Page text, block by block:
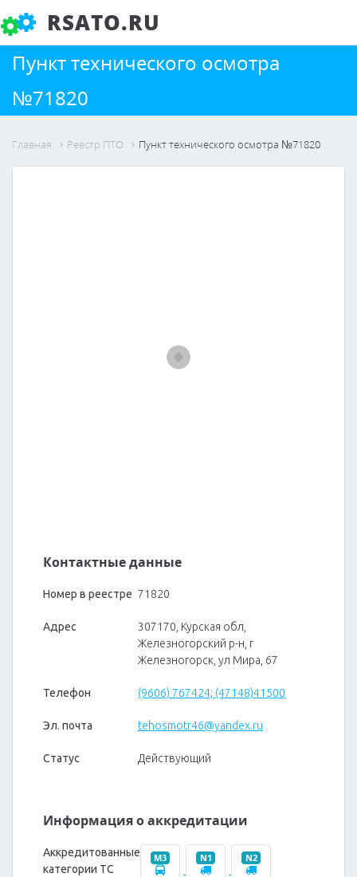
RSATO.RU
Пункт технического осмотра
№71820
Главная Реестр ПТО Пункт технического осмотра №71820
Контактные данные
Номер в реестре 71820
Адрес
307170, Курская обл,
Железногорский р-н, г
Железногорск, ул Мира, 67
Телефон (9606) 767424; (47148)41500
Эл. почта tehosmotr46@yandex.ru
Статус Действующий
Информация о аккредитации
Аккредитованные
категории ТС
M3 N1 N2